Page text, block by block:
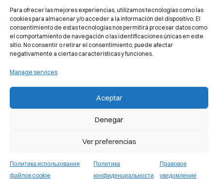
Para ofrecer las mejores experiencias, utilizamos tecnologías como las
cookies para almacenar y/o acceder a la información del dispositivo. El
consentimiento de estas tecnologías nos permitirá procesar datos como
el comportamiento de navegación o las identificaciones únicas en este
sitio. No consentir o retirar el consentimiento, puede afectar
negativamente a ciertas características y funciones.
Manage services
Aceptar
Denegar
Ver preferencias
Политика использования
файлов cookie
Политика
конфиденциальности
Правовое
уведомление
Узнайте, почему мы на 100%
гарантируем вам успешную сдачу
экзамена Cambridge University